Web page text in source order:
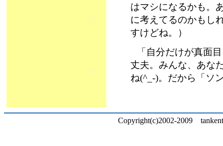
はマシになるかも。
に考えてるのかもし
すけどね。）
「自分だけが真面
丈夫。みんな、あな
ね(^_-)。だから「ソ
Copyright(c)2002-2009